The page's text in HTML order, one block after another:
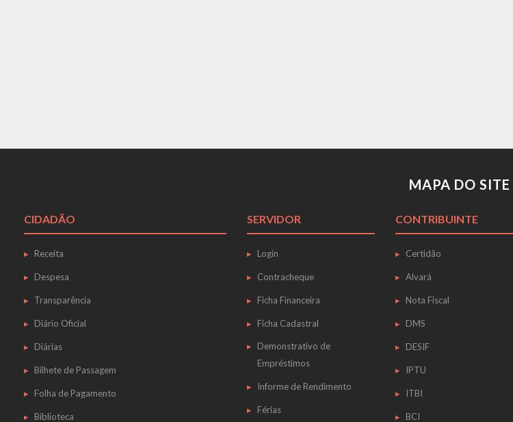
MAPA DO SITE
CIDADÃO
Receita
Despesa
Transparência
Diário Oficial
Diárias
Bilhete de Passagem
Folha de Pagamento
Biblioteca
SERVIDOR
Login
Contracheque
Ficha Financeira
Ficha Cadastral
Demonstrativo de
Empréstimos
Informe de Rendimento
Férias
CONTRIBUINTE
Certidão
Alvará
Nota Fiscal
DMS
DESIF
IPTU
ITBI
BCI